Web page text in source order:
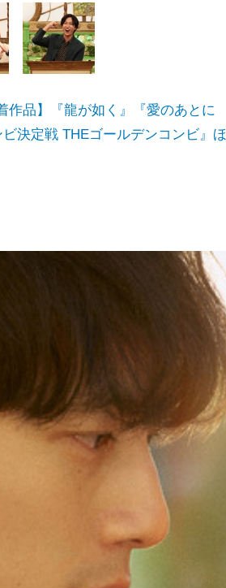
作品】『龍が如く』『愛のあとに
決定戦 THEゴールデンコンビ』ほ